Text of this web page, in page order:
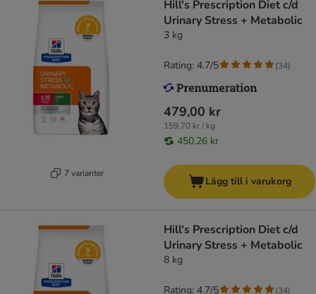
7 varianter
Hill's Prescription Diet c/d
Urinary Stress + Metabolic
3 kg
479,00 kr
159,70 kr / kg
450,26 kr
Rating: 4.7/5 (34)
Lägg till i varukorg
Hill's Prescription Diet c/d
Urinary Stress + Metabolic
8 kg
Rating: 4.7/5 (34)